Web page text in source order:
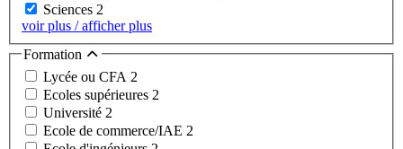
Sciences 2
voir plus / afficher plus
Formation
Lycée ou CFA 2
Ecoles supérieures 2
Université 2
Ecole de commerce/IAE 2